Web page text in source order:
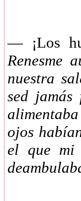
— ¡Los
Renesme
nuestra
sed
ojos
el que mi